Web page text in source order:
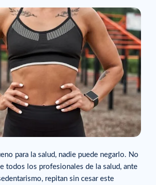
para la salud, nadie puede negarlo. No
todos los profesionales de la salud, ante
repitan sin cesar este